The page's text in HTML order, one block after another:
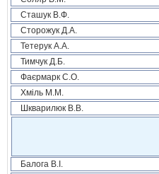
Сташук В.Ф.
Сторожук Д.А.
Тетерук А.А.
Тимчук Д.Б.
Фаєрмарк С.О.
Хміль М.М.
Шкварилюк В.В.
Балога В.І.